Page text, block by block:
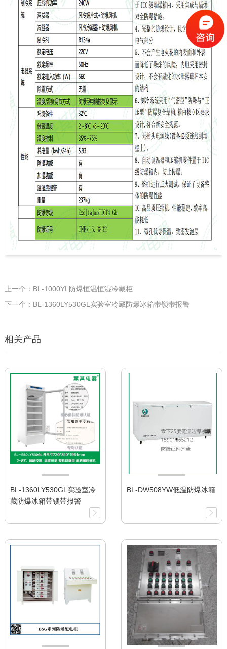
上一个：BL-1000YL防爆恒温恒湿冷藏柜
下一个：BL-1360LY530GL实验室冷藏防爆冰箱带锁带报警
相关产品
BL-1360LY530GL实验室冷
藏防爆冰箱带锁带报警
BL-DW508YW低温防爆冰箱